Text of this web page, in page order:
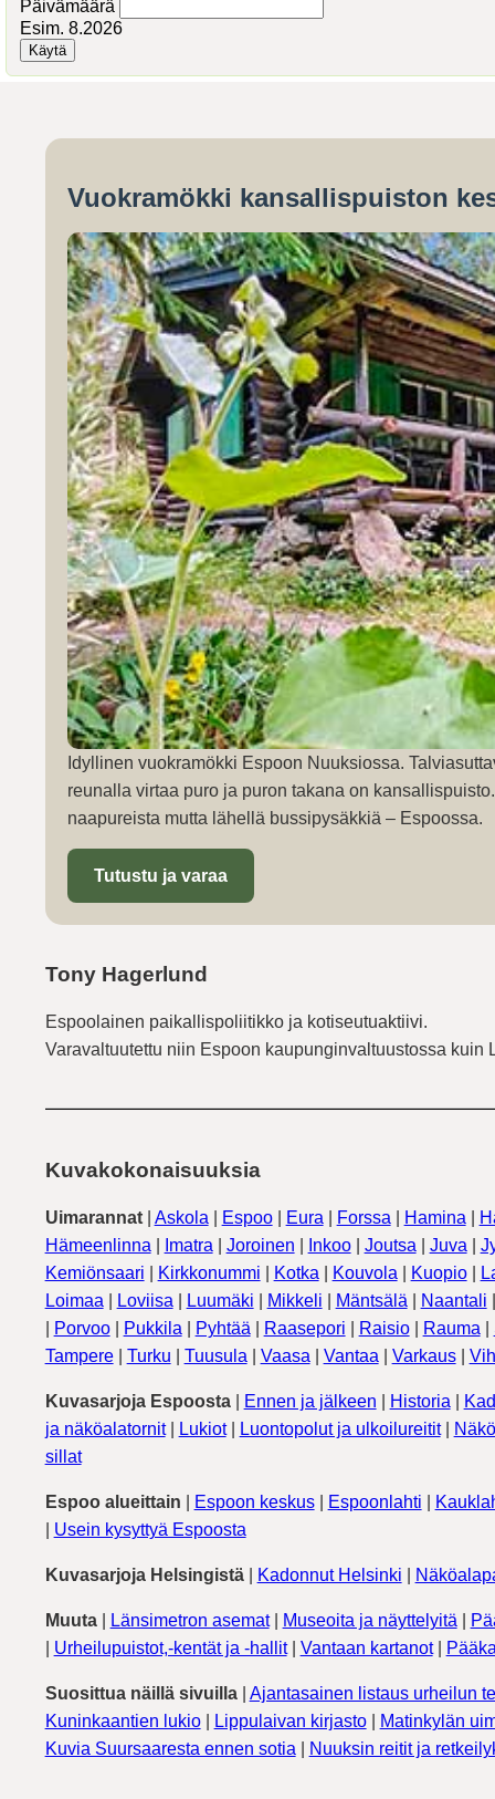
Päivämäärä
Esim. 8.2026
Vuokramökki kansallispuiston
Idyllinen vuokramökki Espoon Nuuksiossa.
reunalla virtaa puro ja puron takana on
naapureista mutta lähellä bussipysäkkiä – Espoossa.
Tutustu ja varaa
Tony Hagerlund
Espoolainen paikallispoliitikko ja kotiseutuaktiivi.
Varavaltuutettu niin Espoon kaupunginvaltuustossa
Kuvakokonaisuuksia
Uimarannat| Askola Espoo| Eura Forssa Hamina
Hämeenlinna
Imatra Joroinen Inkoo| Joutsa Juva
Kemiönsaari
Kirkkonummi Kotka Kouvola Kuopio|
Loimaa
Loviisa Luumäki Mikkeli Mäntsälä Naantali
Porvoo| Pukkila Pyhtää Raasepori Raisio| Rauma
Tampere| Turku Tuusula Vaasa Vantaa Varkaus|
Kuvasarjoja Espoosta| Ennen ja jälkeen Historia
ja näköalatornit| Lukiot| Luontopolut ja ulkoilureitit|
sillat
Espoo alueittain Espoon keskus| Espoonlahti
Usein kysyttyä Espoosta
Kuvasarjoja Helsingistä| Kadonnut Helsinki
Muuta| Länsimetron asemat| Museoita ja näyttelyitä
Urheilupuistot,-kentät ja -hallit| Vantaan kartanot|
Suosittua näillä sivuilla| Ajantasainen listaus urheilun
Kuninkaantien lukio| Lippulaivan kirjasto|
Matinkylän
Kuvia Suursaaresta ennen sotia
Nuuksin reitit ja